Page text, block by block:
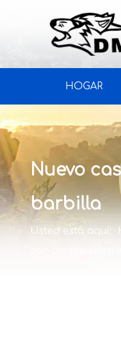
HOGAR
Nuevo
barbilla
Usted está aquí: